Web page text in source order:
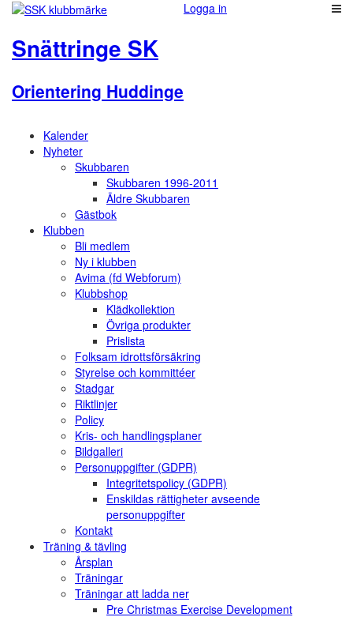
Logga in
Snättringe SK
Orientering Huddinge
Kalender
Nyheter
Skubbaren
Skubbaren 1996-2011
Äldre Skubbaren
Gästbok
Klubben
Bli medlem
Ny i klubben
Avima (fd Webforum)
Klubbshop
Klädkollektion
Övriga produkter
Prislista
Folksam idrottsförsäkring
Styrelse och kommittéer
Stadgar
Riktlinjer
Policy
Kris- och handlingsplaner
Bildgalleri
Personuppgifter (GDPR)
Integritetspolicy (GDPR)
Enskildas rättigheter avseende
personuppgifter
Kontakt
Träning & tävling
Årsplan
Träningar
Träningar att ladda ner
Pre Christmas Exercise Development